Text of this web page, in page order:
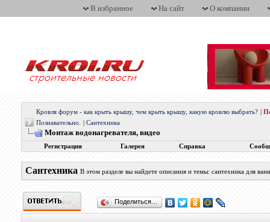
В избранное На сайт О компании
Кровля форум - как крыть крышу, чем крыть крышу, какую кровлю выбрать?
Познавательно.
Сантехника
Монтаж водонагревателя, видео
Регистрация Галерея Справка
Сантехника В этом разделе вы найдете описания и темы: сантехника для
Поделиться…